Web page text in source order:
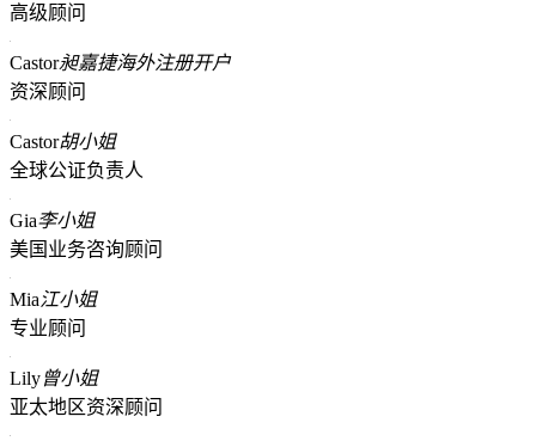
高级顾问
Castor昶嘉捷海外注册开户
资深顾问
Castor胡小姐
全球公证负责人
Gia李小姐
美国业务咨询顾问
Mia江小姐
专业顾问
Lily曾小姐
亚太地区资深顾问